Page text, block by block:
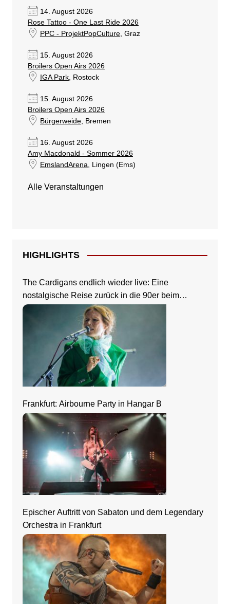
14. August 2026
Rose Tattoo - One Last Ride 2026
PPC - ProjektPopCulture, Graz
15. August 2026
Broilers Open Airs 2026
IGA Park, Rostock
15. August 2026
Broilers Open Airs 2026
Bürgerweide, Bremen
16. August 2026
Amy Macdonald - Sommer 2026
EmslandArena , Lingen (Ems)
Alle Veranstaltungen
HIGHLIGHTS
The Cardigans endlich wieder live: Eine
nostalgische Reise zurück in die 90er beim
Zeltfestival Rhein-Neckar
Frankfurt: Airbourne Party in Hangar B
Epischer Auftritt von Sabaton und dem Legendary
Orchestra in Frankfurt